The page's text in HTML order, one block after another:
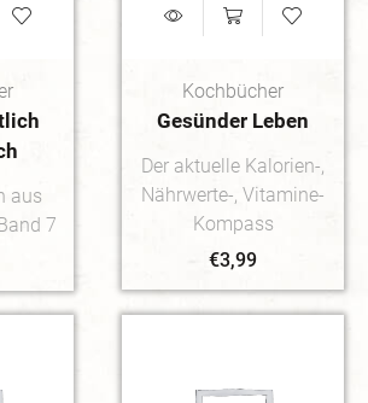
aus
7
Kochbücher
Gesünder Leben
Der aktuelle Kalorien-,
Nährwerte-, Vitamine-
Kompass
€3,99